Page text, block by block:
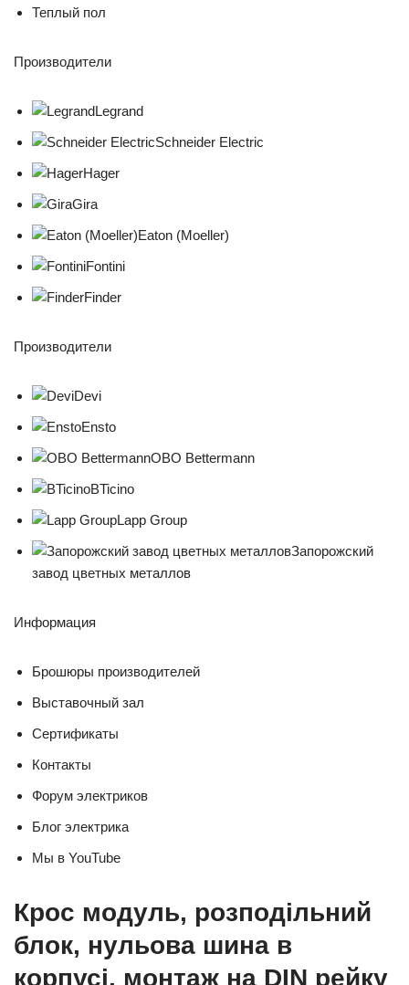
Теплый пол
Производители
Legrand
Schneider Electric
Hager
Gira
Eaton (Moeller)
Fontini
Finder
Производители
Devi
Ensto
OBO Bettermann
BTicino
Lapp Group
Запорожский
завод цветных металлов
Информация
Брошюры производителей
Выставочный зал
Сертификаты
Контакты
Форум электриков
Блог электрика
Мы в YouTube
Крос модуль, розподільний
блок, нульова шина в
корпусі, монтаж на DIN рейку